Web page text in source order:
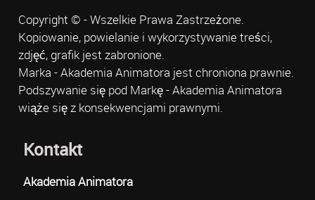
Copyright © - Wszelkie Prawa Zastrzeżone.
Kopiowanie, powielanie i wykorzystywanie treści,
zdjęć, grafik jest zabronione.
Marka - Akademia Animatora jest chroniona prawnie.
Podszywanie się pod Markę - Akademia Animatora
wiąże się z konsekwencjami prawnymi.
Kontakt
Akademia Animatora